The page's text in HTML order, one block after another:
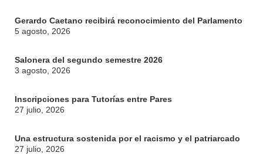
Gerardo Caetano recibirá reconocimiento del Parlamento
5 agosto, 2026
Salonera del segundo semestre 2026
3 agosto, 2026
Inscripciones para Tutorías entre Pares
27 julio, 2026
Una estructura sostenida por el racismo y el patriarcado
27 julio, 2026